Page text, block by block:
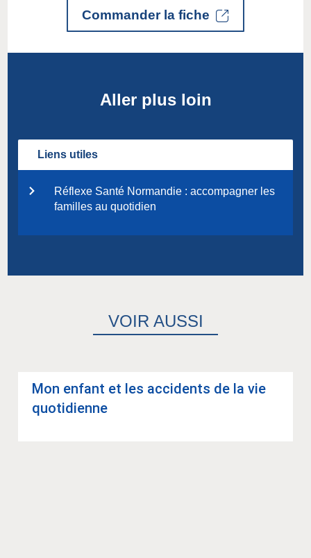
Commander la fiche
Aller plus loin
Liens utiles
Réflexe Santé Normandie : accompagner les
familles au quotidien
VOIR AUSSI
Mon enfant et les acci­dents de la vie
quo­ti­dienne